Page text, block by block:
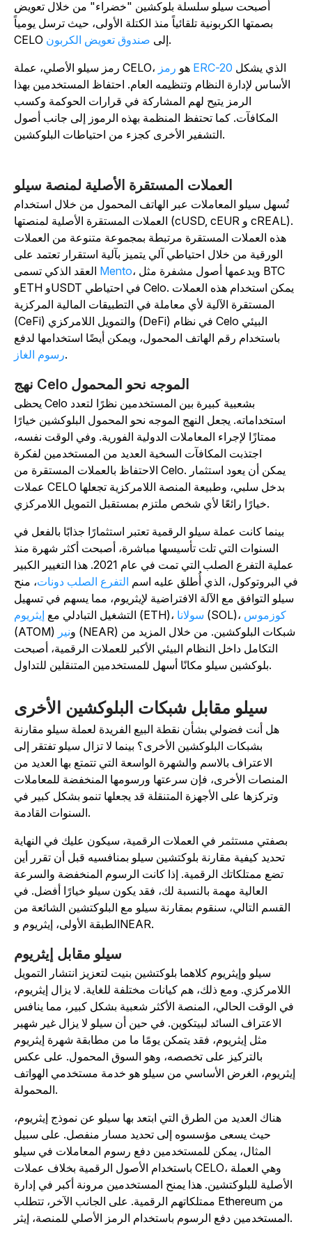
أصبحت سيلو سلسلة بلوكشين "خضراء" من خلال تعويض
بصمتها الكربونية تلقائياً منذ الكتلة الأولى، حيث ترسل يومياً
CELO إلىصندوق تعويض الكربون
رمز سيلو الأصلي، عملة CELO، هورمز ERC-20الذي يشكل
الأساس لإدارة النظام وتنظيمه العام. احتفاظ المستخدمين بهذا
الرمز يتيح لهم المشاركة في قرارات الحوكمة وكسب
المكافآت. كما تحتفظ المنظمة بهذه الرموز إلى جانب أصول
العملات المستقرة الأصلية لمنصة سيلو
تُسهل سيلو المعاملات عبر الهاتف المحمول من خلال استخدام
العملات المستقرة الأصلية لمنصتها (cUSD, cEUR و cREAL).
هذه العملات المستقرة مرتبطة بمجموعة متنوعة من العملات
الورقية من خلال احتياطي آلي يتميز بآلية استقرار تعتمد على
العقد الذكي تسمىMento ، ويدعمهاأصول مشفرة مثل BTC
وETH وUSDT في احتياطي Celo. يمكن استخدام هذه العملات
المستقرة الآلية لأي معاملة في التطبيقات المالية المركزية
(CeFi) والتمويل اللامركزي (DeFi) في نظام Celo البيئي
باستخدام رقم الهاتف المحمول، ويمكن أيضًا استخدامها لدفع
رسوم الغاز
نهج Celo الموجه نحو المحمول
يحظى Celo بشعبية كبيرة بين المستخدمين نظرًا لتعدد
استخداماته. يجعل النهج الموجه نحو المحمول البلوكشين خيارًا
ممتازًا لإجراء المعاملات الدولية الفورية. وفي الوقت نفسه،
اجتذبت المكافآت السخية العديد من المستخدمين لفكرة
الاحتفاظ بالعملات المستقرة من Celo. يمكن أن يعود استثمار
عملات CELO بدخل سلبي، وطبيعة المنصة اللامركزية تجعلها
بينما كانت عملة سيلو الرقمية تعتبر استثمارًا جذابًا بالفعل في
السنوات التي تلت تأسيسها مباشرة، أصبحت أكثر شهرة منذ
عملية التفرع الصلب التي تمت في عام 2021. هذا التغيير الكبير
البروتوكول، الذي أُطلق عليه اسمالتفرع الصلب دونات، منح
سيلو التوافق مع الآلة الافتراضية لإيثريوم، مما يسهم في تسهيل
التشغيل التبادلي مع إيثريوم (ETH)،سولانا(SOL)،كوزموس
(ATOM) ونير (NEAR) شبكات البلوكشين. من خلال المزيد من
التكامل داخل النظام البيئي الأكبر للعملات الرقمية، أصبحت
سيلو مقابل شبكات البلوكشين الأخرى
هل أنت فضولي بشأن نقطة البيع الفريدة لعملة سيلو مقارنة
بشبكات البلوكشين الأخرى؟ بينما لا تزال سيلو تفتقر إلى
الاعتراف بالاسم والشهرة الواسعة التي تتمتع بها العديد من
المنصات الأخرى، فإن سرعتها ورسومها المنخفضة للمعاملات
وتركزها على الأجهزة المتنقلة قد يجعلها تنمو بشكل كبير في
بصفتي مستثمر في العملات الرقمية، سيكون عليك في النهاية
تحديد كيفية مقارنة بلوكتشين سيلو بمنافسيه قبل أن تقرر أين
تضع ممتلكاتك الرقمية. إذا كانت الرسوم المنخفضة والسرعة
العالية مهمة بالنسبة لك، فقد يكون سيلو خيارًا أفضل. في
القسم التالي، سنقوم بمقارنة سيلو مع البلوكتشين الشائعة من
الطبقة الأولى، إيثريوم وNEAR.
سيلو مقابل إيثريوم
سيلو وإيثريوم كلاهما بلوكتشين بنيت لتعزيز انتشار التمويل
اللامركزي. ومع ذلك، هم كيانات مختلفة للغاية. لا يزال إيثريوم،
في الوقت الحالي، المنصة الأكثر شعبية بشكل كبير، مما ينافس
الاعتراف السائد لبيتكوين. في حين أن سيلو لا يزال غير شهير
مثل إيثريوم، فقد يتمكن يومًا ما من مطابقة شهرة إيثريوم
بالتركيز على تخصصه، وهو السوق المحمول. على عكس
إيثريوم، الغرض الأساسي من سيلو هو خدمة مستخدمي الهواتف
هناك العديد من الطرق التي ابتعد بها سيلو عن نموذج إيثريوم،
حيث يسعى مؤسسوه إلى تحديد مسار منفصل. على سبيل
المثال، يمكن للمستخدمين دفع رسوم المعاملات في سيلو
باستخدام الأصول الرقمية بخلاف عملات CELO، وهي العملة
الأصلية للبلوكتشين. هذا يمنح المستخدمين مرونة أكبر في إدارة
ممتلكاتهم الرقمية. على الجانب الآخر، تتطلب Ethereum من